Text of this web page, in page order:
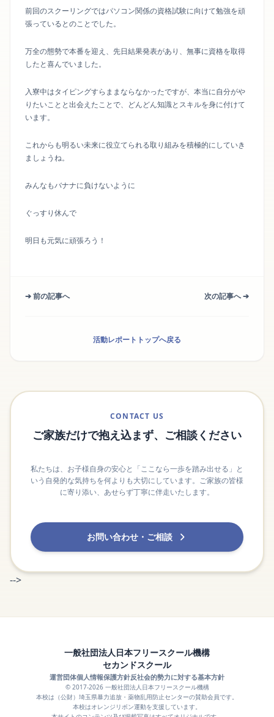
前回のスクーリングではパソコン関係の資格試験に向けて勉強を頑
張っているとのことでした。
万全の態勢で本番を迎え、先日結果発表があり、無事に資格を取得
したと喜んでいました。
入寮中はタイピングすらままならなかったですが、本当に自分がや
りたいことと出会えたことで、どんどん知識とスキルを身に付けて
います。
これからも明るい未来に役立てられる取り組みを積極的にしていき
ましょうね。
みんなもバナナに負けないように
ぐっすり休んで
明日も元気に頑張ろう！
➔ 前の記事へ 次の記事へ ➔
活動レポートトップへ戻る
CONTACT US
ご家族だけで抱え込まず、ご相談ください
私たちは、お子様自身の安心と「ここなら一歩を踏み出せる」と
いう自発的な気持ちを何よりも大切にしています。ご家族の皆様
に寄り添い、あせらず丁寧に伴走いたします。
お問い合わせ・ご相談
-->
一般社団法人日本フリースクール機構
セカンドスクール
運営団体個人情報保護方針反社会的勢力に対する基本方針
© 2017-2026 一般社団法人日本フリースクール機構
本校は（公財）埼玉県暴力追放・薬物乱用防止センターの賛助会員です。
本校はオレンジリボン運動を支援しています。